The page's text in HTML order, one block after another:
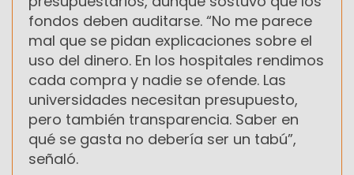
fondos deben auditarse. “No me parece
mal que se pidan explicaciones sobre el
uso del dinero. En los hospitales rendimos
cada compra y nadie se ofende. Las
universidades necesitan presupuesto,
pero también transparencia. Saber en
qué se gasta no debería ser un tabú”,
señaló.